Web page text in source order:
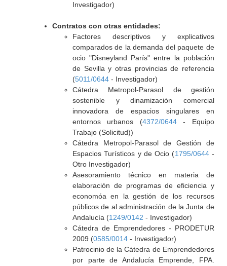
Investigador)
Contratos con otras entidades:
Factores descriptivos y explicativos
comparados de la demanda del paquete de
ocio "Disneyland París" entre la población
de Sevilla y otras provincias de referencia
(5011/0644- Investigador)
Cátedra Metropol-Parasol de gestión
sostenible y dinamización comercial
innovadora de espacios singulares en
entornos urbanos (4372/0644- Equipo
Trabajo (Solicitud))
Cátedra Metropol-Parasol de Gestión de
Espacios Turísticos y de Ocio (1795/0644-
Otro Investigador)
Asesoramiento técnico en materia de
elaboración de programas de eficiencia y
economóa en la gestión de los recursos
públicos de al administración de la Junta de
Andalucía (1249/0142 - Investigador)
Cátedra de Emprendedores - PRODETUR
2009 (0585/0014- Investigador)
Patrocinio de la Cátedra de Emprendedores
por parte de Andalucía Emprende, FPA.